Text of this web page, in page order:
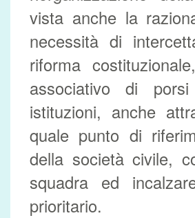
vista anche la
necessità di
riforma
associativo di
istituzioni, anche
quale punto di
della società civile,
squadra ed
prioritario.